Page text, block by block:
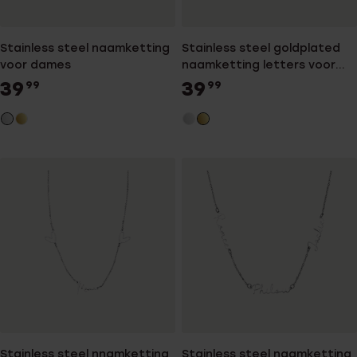
Stainless steel naamketting
voor dames
39 99
Stainless steel goldplated
naamketting letters voor
dames
39 99
Stainless steel nnamketting Stainless steel naamketting